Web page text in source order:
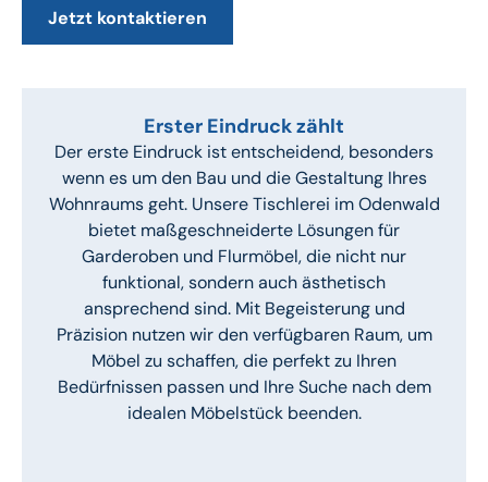
Jetzt kontaktieren
Erster Eindruck zählt
Der erste Eindruck ist entscheidend, besonders
wenn es um den Bau und die Gestaltung Ihres
Wohnraums geht. Unsere Tischlerei im Odenwald
bietet maßgeschneiderte Lösungen für
Garderoben und Flurmöbel, die nicht nur
funktional, sondern auch ästhetisch
ansprechend sind. Mit Begeisterung und
Präzision nutzen wir den verfügbaren Raum, um
Möbel zu schaffen, die perfekt zu Ihren
Bedürfnissen passen und Ihre Suche nach dem
idealen Möbelstück beenden.